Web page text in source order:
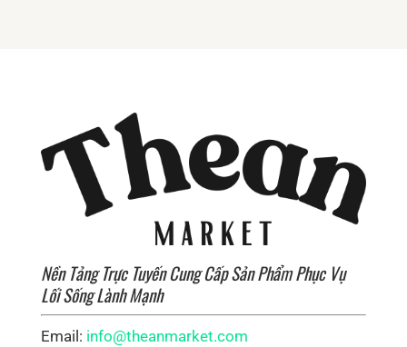
Nền Tảng Trực Tuyến Cung Cấp Sản Phẩm Phục Vụ
Lối Sống Lành Mạnh
Email: info@theanmarket.com